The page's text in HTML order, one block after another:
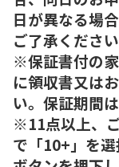
日が異なる場
ご了承ください
※保証書付の
に領収書又は
い。保証期間
※11点以上、
で「10+」を選